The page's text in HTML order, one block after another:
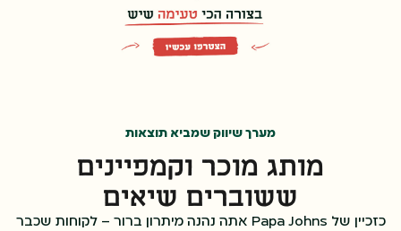
מערך שיווק שמביא תוצאות
מותג מוכר וקמפיינים
ששוברים שיאים
כזכיין של Papa Johns אתה נהנה מיתרון ברור – לקוחות שכבר